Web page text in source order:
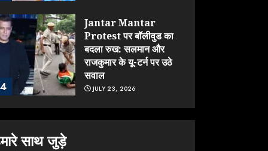
4
Jantar Mantar
Protest पर बॉलीवुड का
बदला रुख: सलमान और
राजकुमार के यू-टर्न पर उठे
सवाल
JULY 23, 2026
ONGC के खजाने से RSS
साथ जुड़े